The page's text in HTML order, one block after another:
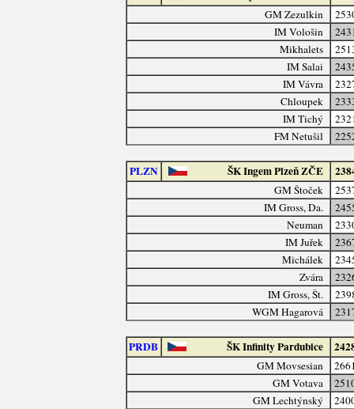
GM Zezulkin
IM Vološin
Mikhalets
IM Salai
IM Vávra
Chloupek
IM Tichý
FM Netušil
PLZN ŠK Ingem Plzeň ZČE
GM Štoček
IM Gross, Da.
Neuman
IM Juřek
Michálek
Zvára
IM Gross, Št.
WGM Hagarová
PRDB ŠK Infinity Pardubice
GM Movsesian
GM Votava
GM Lechtýnský